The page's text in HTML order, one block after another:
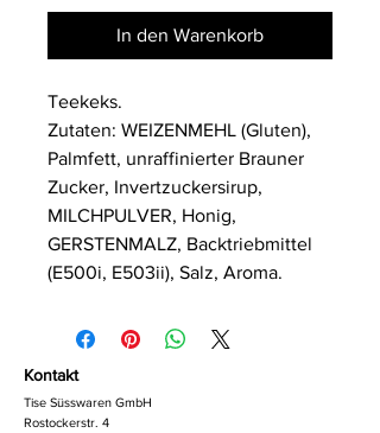
In den Warenkorb
Teekeks.
Zutaten: WEIZENMEHL (Gluten),
Palmfett, unraffinierter Brauner
Zucker, Invertzuckersirup,
MILCHPULVER, Honig,
GERSTENMALZ, Backtriebmittel
(E500i, E503ii), Salz, Aroma.
Kontakt
Tise Süsswaren GmbH
Rostockerstr. 4